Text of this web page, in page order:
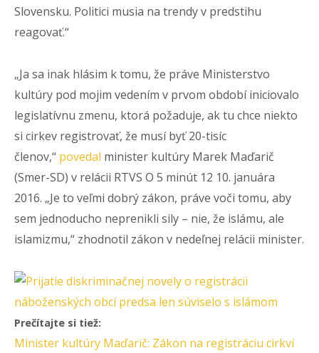
Slovensku. Politici musia na trendy v predstihu
reagovať.“
„Ja sa inak hlásim k tomu, že práve Ministerstvo
kultúry pod mojim vedením v prvom období iniciovalo
legislatívnu zmenu, ktorá požaduje, ak tu chce niekto
si cirkev registrovať, že musí byť 20-tisíc
členov,“ povedal minister kultúry Marek Maďarič
(Smer-SD) v relácii RTVS O 5 minút 12 10. januára
2016. „Je to veľmi dobrý zákon, práve voči tomu, aby
sem jednoducho neprenikli sily – nie, že islámu, ale
islamizmu,“ zhodnotil zákon v nedeľnej relácii minister.
Prečítajte si tiež:
Minister kultúry Maďarič: Zákon na registráciu cirkví